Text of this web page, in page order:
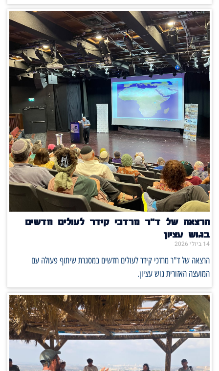
הרצאה של ד"ר מרדכי קידר לעולים חדשים
בגוש עציון
14 ביולי 2026
הרצאה של ד"ר מרדכי קידר לעולים חדשים במסגרת שיתוף פעולה עם
המועצה האזורית גוש עציון.